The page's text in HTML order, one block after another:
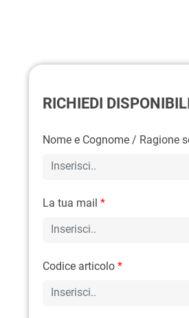
RICHIEDI
Nome e Cognome / Ragione
La tua mail *
Codice articolo *